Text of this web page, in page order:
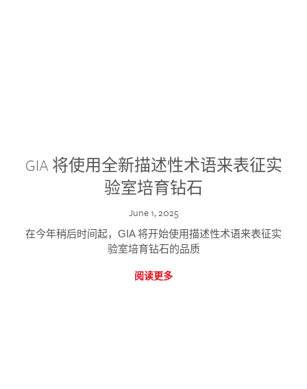
GIA 将使用全新描述性术语来表征实
验室培育钻石
June 1, 2025
在今年稍后时间起，GIA 将开始使用描述性术语来表征实
验室培育钻石的品质
阅读更多